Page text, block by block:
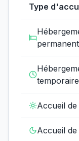
Type
permanent
temporaire
Accueil
Accueil